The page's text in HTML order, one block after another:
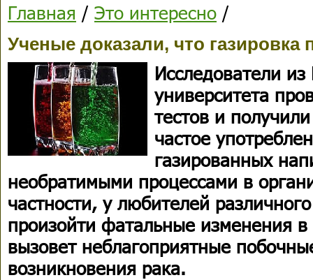
Главная / Это интересно /
Ученые доказали, что газировка
Исследователи
университета
тестов и
частое
газированных
необратимыми процессами в
частности, у любителей
произойти фатальные изменения в
вызовет неблагоприятные
возникновения рака.